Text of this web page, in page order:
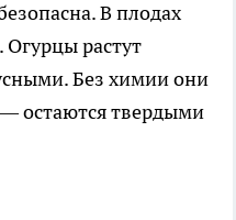
В плодах
Огурцы растут
Без химии они
остаются твердыми